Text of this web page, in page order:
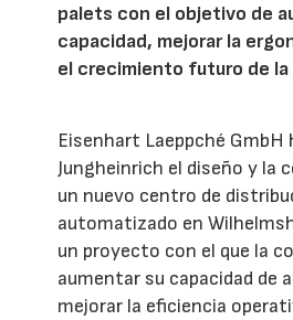
palets con el objetivo de
capacidad, mejorar la
el crecimiento futuro de la
Eisenhart Laeppché GmbH
Jungheinrich el diseño y la
un nuevo centro de
automatizado en
un proyecto con el que la
aumentar su capacidad de
mejorar la eficiencia